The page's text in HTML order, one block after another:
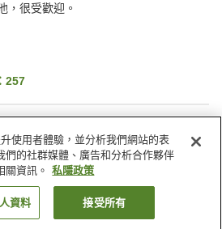
，很受歡迎。
257
水療/美容院
休息室
豐岡 城崎溫泉湯樂花園旅館
找客房
使用者體驗，並分析我們網站的表
們的社群媒體、廣告和分析合作夥伴
關資訊。
私隱政策
資料 接受所有